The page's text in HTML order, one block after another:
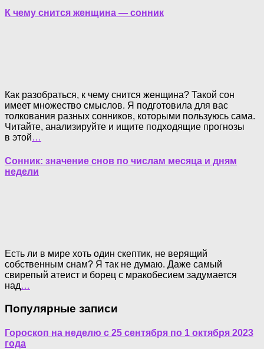
К чему снится женщина — сонник
Как разобраться, к чему снится женщина? Такой сон
имеет множество смыслов. Я подготовила для вас
толкования разных сонников, которыми пользуюсь сама.
Читайте, анализируйте и ищите подходящие прогнозы
в этой…
Сонник: значение снов по числам месяца и дням
недели
Есть ли в мире хоть один скептик, не верящий
собственным снам? Я так не думаю. Даже самый
свирепый атеист и борец с мракобесием задумается
над…
Популярные записи
Гороскоп на неделю с 25 сентября по 1 октября 2023
года